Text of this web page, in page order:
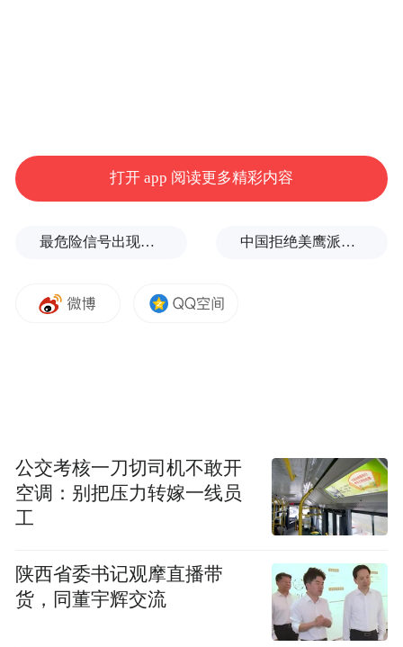
联动地方消防、120急救中心等救援力量赶赴
现场。警戒封控、动态监测、边坡坍塌搜救
与医疗救护等科目依次展开，技术人员通过
员定位，救援队伍高效完成坍塌物清理、被
Notice: The content above (including the videos,
pictures and audios if any) is uploaded and posted
by the user of Dafeng Hao, which is a social media
platform and merely provides information storage
打开 app 阅读更多精彩内容
最危险信号出现！全球能源大动脉岌岌可危 中国拒绝美鹰派副防长访华？弦外之音被热议
公交考核一刀切司机不敢开
空调：别把压力转嫁一线员
工
陕西省委书记观摩直播带
货，同董宇辉交流